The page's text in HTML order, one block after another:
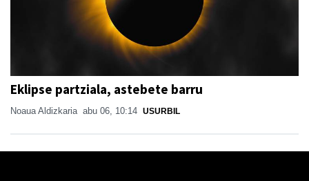
Eklipse partziala, astebete barru
Noaua Aldizkaria abu 06, 10:14 USURBIL